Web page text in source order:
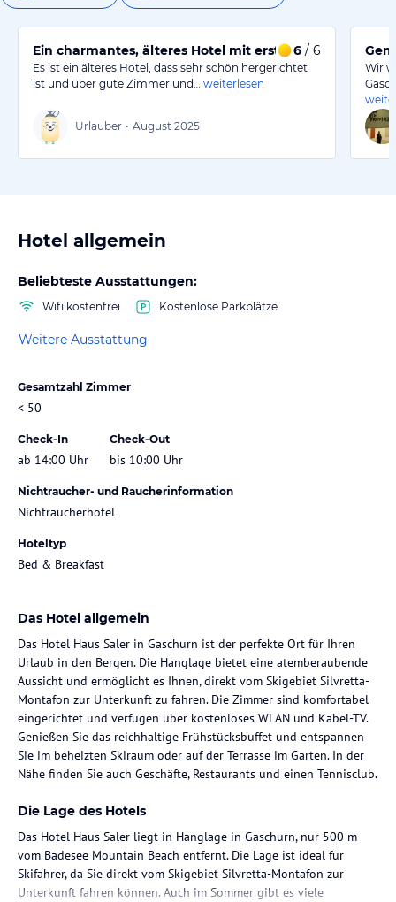
Ein charmantes, älteres Hotel mit erstklassigem Service
6 / 6
Es ist ein älteres Hotel, dass sehr schön hergerichtet
ist und über gute Zimmer und…
weiterlesen
Urlauber • August 2025
Wir
Hotel allgemein
Beliebteste Ausstattungen:
Wifi kostenfrei Kostenlose Parkplätze
Weitere Ausstattung
Gesamtzahl Zimmer
< 50
Check-In
ab 14:00 Uhr
Check-Out
bis 10:00 Uhr
Nichtraucher- und Raucherinformation
Nichtraucherhotel
Hoteltyp
Bed & Breakfast
Das Hotel allgemein
Das Hotel Haus Saler in Gaschurn ist der perfekte Ort für Ihren
Urlaub in den Bergen. Die Hanglage bietet eine atemberaubende
Aussicht und ermöglicht es Ihnen, direkt vom Skigebiet Silvretta-
Montafon zur Unterkunft zu fahren. Die Zimmer sind komfortabel
eingerichtet und verfügen über kostenloses WLAN und Kabel-TV.
Genießen Sie das reichhaltige Frühstücksbuffet und entspannen
Sie im beheizten Skiraum oder auf der Terrasse im Garten. In der
Nähe finden Sie auch Geschäfte, Restaurants und einen Tennisclub.
Die Lage des Hotels
Das Hotel Haus Saler liegt in Hanglage in Gaschurn, nur 500 m
vom Badesee Mountain Beach entfernt. Die Lage ist ideal für
Skifahrer, da Sie direkt vom Skigebiet Silvretta-Montafon zur
Unterkunft fahren können. Auch im Sommer gibt es viele